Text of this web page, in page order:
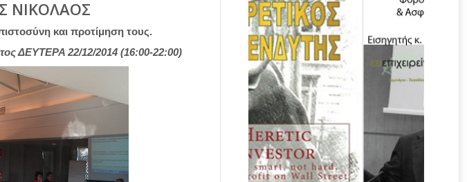
ΝΙΚΟΛΑΟΣ
και προτίμηση τους.
ΔΕΥΤΕΡΑ 22/12/2014 (16:00-22:00)